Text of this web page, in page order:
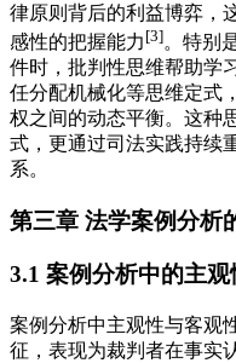
律原则背后的利益博弈，
感性的把握能力 [3]。特别
件时，批判性思维帮助学
任分配机械化等思维定式
权之间的动态平衡。这种
式，更通过司法实践持续
系。
第三章 法学案例分析
3.1 案例分析中的主
案例分析中主观性与客观
征，表现为裁判者在事实